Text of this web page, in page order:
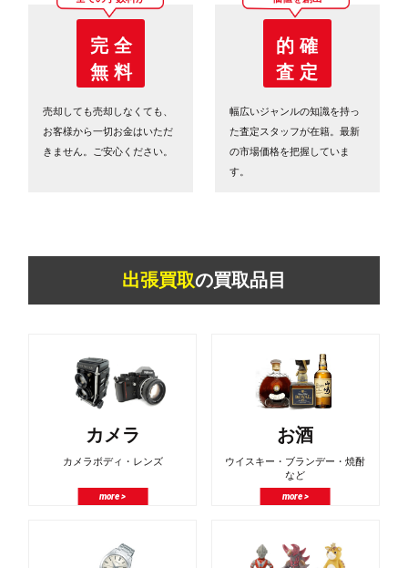
完 全
無 料
売却しても売却しなくても、
お客様から一切お金はいただ
きません。ご安心ください。
的 確
査 定
幅広いジャンルの知識を持っ
た査定スタッフが在籍。最新
の市場価格を把握していま
す。
出張買取の買取品目
カメラ
カメラボディ・レンズ
more >
お酒
ウイスキー・ブランデー・焼酎
など
more >